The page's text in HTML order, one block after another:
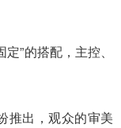
”的搭配，主控、
推出，观众的审美